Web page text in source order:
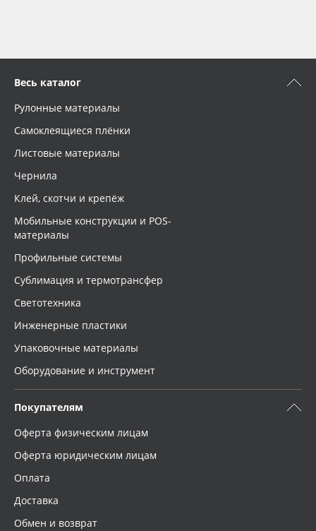
Весь каталог
Рулонные материалы
Самоклеящиеся плёнки
Листовые материалы
Чернила
Клей, скотчи и крепёж
Мобильные конструкции и POS-
материалы
Профильные системы
Сублимация и термотрансфер
Светотехника
Инженерные пластики
Упаковочные материалы
Оборудование и инструмент
Покупателям
Оферта физическим лицам
Оферта юридическим лицам
Оплата
Доставка
Обмен и возврат